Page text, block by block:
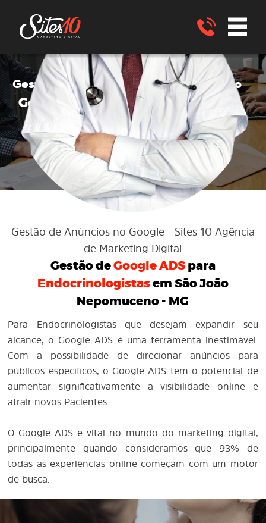
Gestão de anúncios no Google ADS no
Google ADSpara Endocrinologistas
São João Nepomuceno - MG
ENVIE UM WHATSAPP
Gestão de Anúncios no Google - Sites 10 Agência
de Marketing Digital
Gestão de Google ADSpara
Endocrinologistasem São João
Nepomuceno - MG
Para Endocrinologistas que desejam expandir seu
alcance, o Google ADS é uma ferramenta inestimável.
Com a possibilidade de direcionar anúncios para
públicos específicos, o Google ADS tem o potencial de
aumentar significativamente a visibilidade online e
atrair novos Pacientes .
O Google ADS é vital no mundo do marketing digital,
principalmente quando consideramos que 93% de
todas as experiências online começam com um motor
de busca.